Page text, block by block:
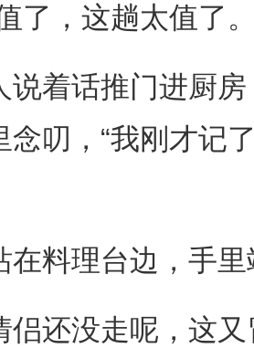
，这趟太值了
话推门进厨房
念叨，“我刚才记
理台边，手里
还没走呢，这又